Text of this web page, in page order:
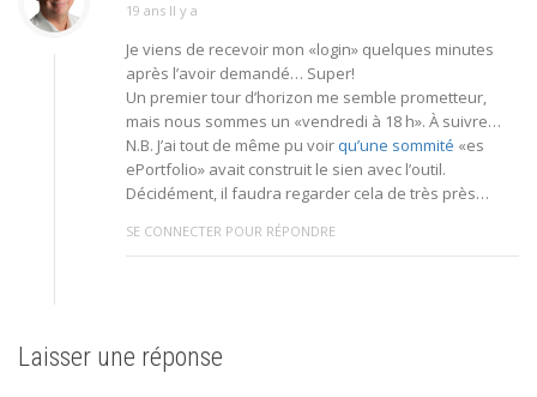
19 ans Il y a
Je viens de recevoir mon «login» quelques minutes
après l’avoir demandé… Super!
Un premier tour d’horizon me semble prometteur,
mais nous sommes un «vendredi à 18 h». À suivre…
N.B. J’ai tout de même pu voir qu’une sommité «es
ePortfolio» avait construit le sien avec l’outil.
Décidément, il faudra regarder cela de très près…
SE CONNECTER POUR RÉPONDRE
Laisser une réponse